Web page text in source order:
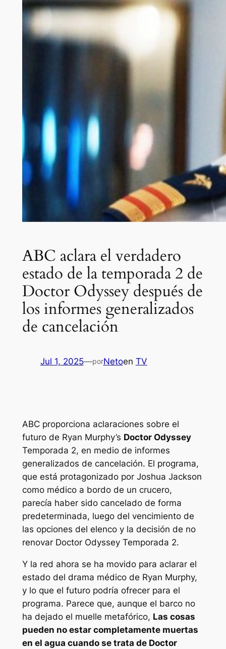
ABC aclara el verdadero
estado de la temporada 2 de
Doctor Odyssey después de
los informes generalizados
de cancelación
Jul 1, 2025—porNetoen TV
ABC proporciona aclaraciones sobre el
futuro de Ryan Murphy’s Doctor Odyssey
Temporada 2, en medio de informes
generalizados de cancelación. El programa,
que está protagonizado por Joshua Jackson
como médico a bordo de un crucero,
parecía haber sido cancelado de forma
predeterminada, luego del vencimiento de
las opciones del elenco y la decisión de no
renovar Doctor OdysseyTemporada 2.
Y la red ahora se ha movido para aclarar el
estado del drama médico de Ryan Murphy,
y lo que el futuro podría ofrecer para el
programa. Parece que, aunque el barco no
ha dejado el muelle metafórico, Las cosas
pueden no estar completamente muertas
en el agua cuando se trata de Doctor